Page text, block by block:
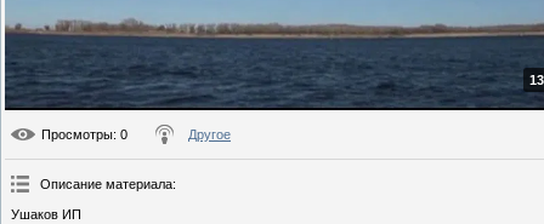
Просмотры: 0 Другое
Описание материала:
Ушаков ИП